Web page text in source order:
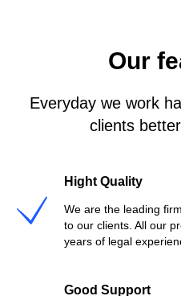
Our
Everyday we work
clients
Hight Quality
We are the leading
to our clients. All our
years of legal
Good Support